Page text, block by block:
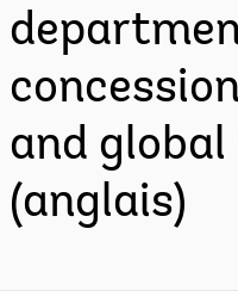
and
(anglais)